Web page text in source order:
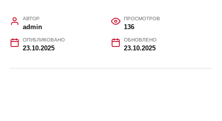
АВТОР
admin
ПРОСМОТРОВ
136
ОПУБЛИКОВАНО
23.10.2025
ОБНОВЛЕНО
23.10.2025